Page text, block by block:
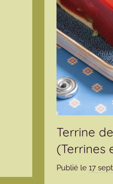
Terrine
(Terrines
Publié le 17